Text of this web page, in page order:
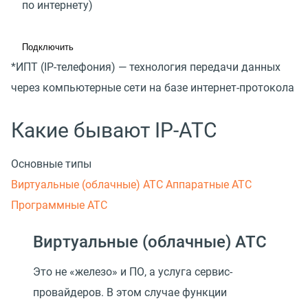
по интернету)
Подключить
*ИПТ ( IP-телефония) — технология передачи данных
через компьютерные сети на базе интернет-протокола
Какие бывают IP-АТС
Основные типы
Виртуальные (облачные) АТС Аппаратные АТС
Программные АТС
Виртуальные (облачные) АТС
Это не «железо» и ПО, а услуга сервис-
провайдеров. В этом случае функции